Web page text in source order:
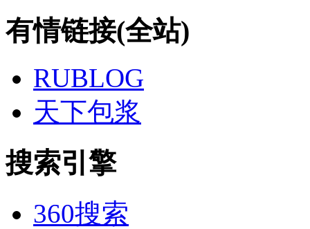
有情链接(全站)
RUBLOG
天下包浆
搜索引擎
360搜索